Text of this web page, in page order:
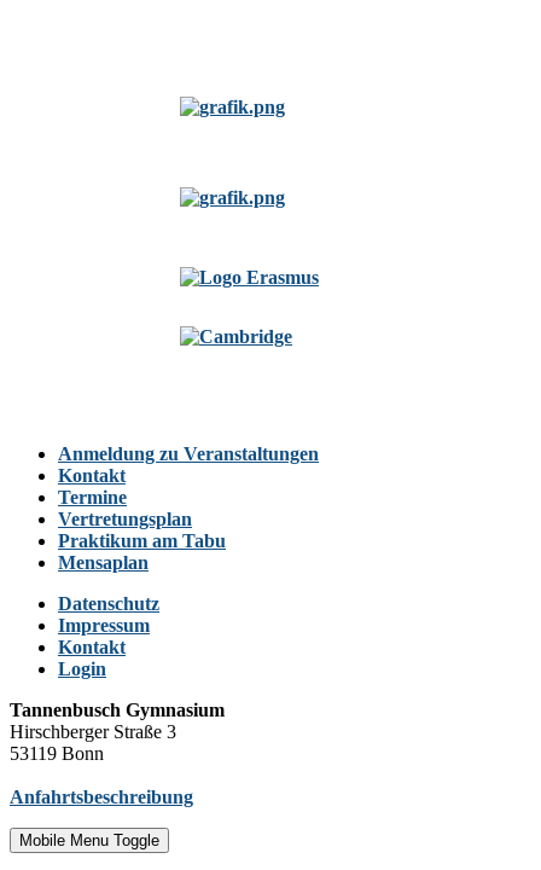
Anmeldung zu Veranstaltungen
Kontakt
Termine
Vertretungsplan
Praktikum am Tabu
Mensaplan
Datenschutz
Impressum
Kontakt
Login
Tannenbusch Gymnasium
Hirschberger Straße 3
53119 Bonn
Anfahrtsbeschreibung
Mobile Menu Toggle